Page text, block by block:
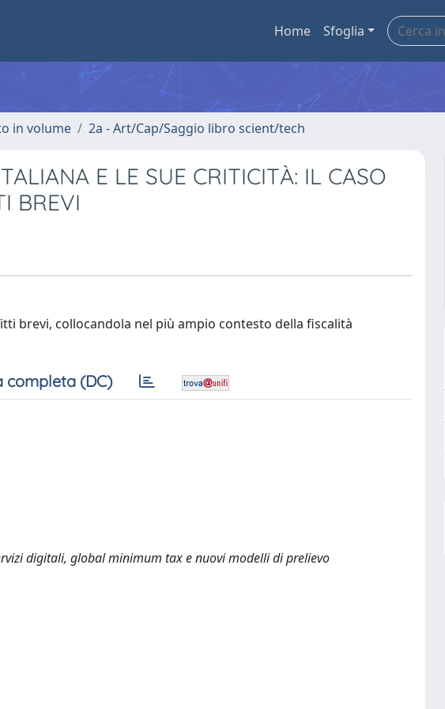
Home Sfoglia
in volume 2a - Art/Cap/Saggio libro scient/tech
E LE SUE CRITICITÀ: IL CASO
BREVI
brevi, collocandola nel più ampio contesto della fiscalità
completa (DC)
digitali, global minimum tax e nuovi modelli di prelievo